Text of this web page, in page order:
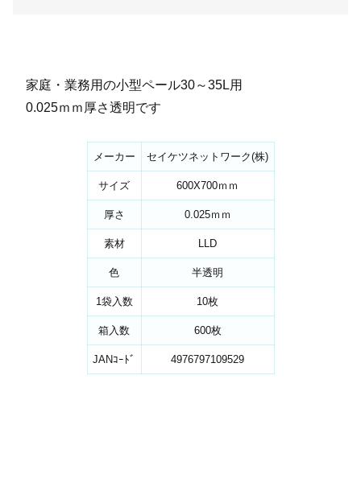
家庭・業務用の小型ペール30～35L用
0.025ｍｍ厚さ透明です
メーカー セイケツネットワーク(株)
サイズ 600X700ｍｍ
厚さ 0.025ｍｍ
素材 LLD
色 半透明
1袋入数 10枚
箱入数 600枚
JANｺｰﾄﾞ 4976797109529